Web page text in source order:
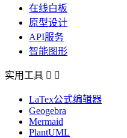
在线白板
原型设计
API服务
智能图形
实用工具  
LaTex公式编辑器
Geogebra
Mermaid
PlantUML